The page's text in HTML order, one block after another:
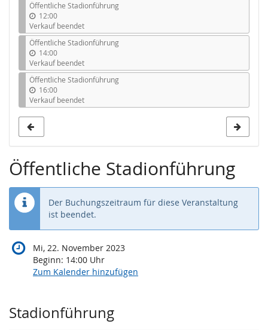
Öffentliche Stadionführung
12:00
Verkauf beendet
Öffentliche Stadionführung
14:00
Verkauf beendet
Öffentliche Stadionführung
16:00
Verkauf beendet
Öffentliche Stadionführung
Der Buchungszeitraum für diese Veranstaltung
ist beendet.
Mi, 22. November 2023
Beginn: 14:00 Uhr
Zum Kalender hinzufügen
Produkte
Stadionführung